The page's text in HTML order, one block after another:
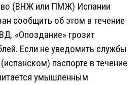
(ВНЖ или ПМЖ) Испании
сообщить об этом в течение
«Опоздание» грозит
Если не уведомить службы
паспорте в течение
умышленным